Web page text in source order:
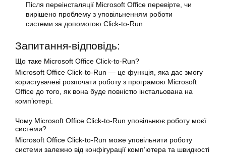
Після переінсталяції Microsoft Office перевірте, чи
вирішено проблему з уповільненням роботи
системи за допомогою Click-to-Run.
Запитання-відповідь:
Що таке Microsoft Office Click-to-Run?
Microsoft Office Click-to-Run — це функція, яка дає змогу
користувачеві розпочати роботу з програмою Microsoft
Office до того, як вона буде повністю інстальована на
комп’ютері.
Чому Microsoft Office Click-to-Run уповільнює роботу моєї
системи?
Microsoft Office Click-to-Run може уповільнити роботу
системи залежно від конфігурації комп’ютера та швидкості